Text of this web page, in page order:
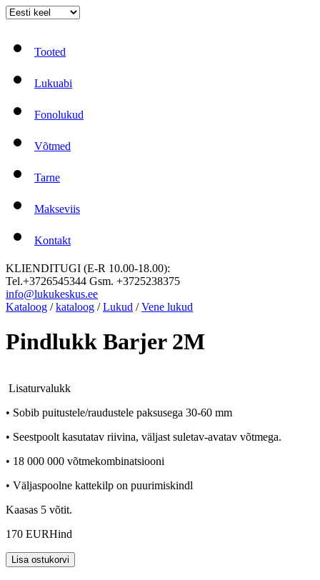
Tooted
Lukuabi
Fonolukud
Võtmed
Tarne
Makseviis
Kontakt
KLIENDITUGI (E-R 10.00-18.00):
Tel.+3726545344 Gsm. +3725238375
info@lukukeskus.ee
Kataloog /kataloog /Lukud /Vene lukud
Pindlukk Barjer 2M
Lisaturvalukk
• Sobib puitustele/raudustele paksusega 30-60 mm
• Seestpoolt kasutatav riivina, väljast suletav-avatav võtmega.
• 18 000 000 võtmekombinatsiooni
• Väljaspoolne kattekilp on puurimiskindl
Kaasas 5 võtit.
170 EURHind